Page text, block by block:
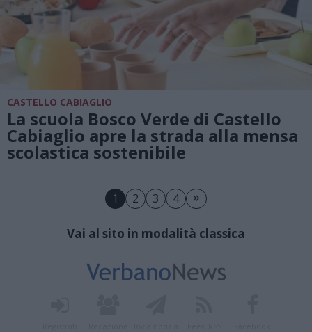
CASTELLO CABIAGLIO
La scuola Bosco Verde di Castello
Cabiaglio apre la strada alla mensa
scolastica sostenibile
1 2 3 4 »
Vai al sito in modalità classica